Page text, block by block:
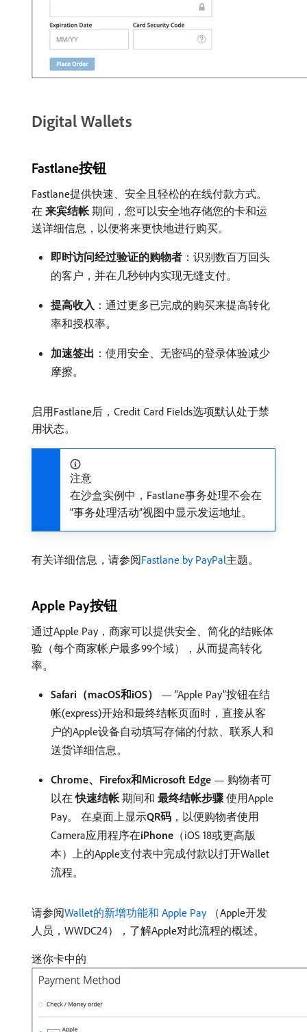
Digital Wallets
Fastlane按钮
Fastlane提供快速、安全且轻松的在线付款方式。
在​ 来宾结帐​期间，您可以安全地存储您的卡和运
送详细信息，以便将来更快地进行购买。
即时访问经过验证的购物者 ：识别数百万回头
的客户，并在几秒钟内实现无缝支付。
提高收入 ：通过更多已完成的购买来提高转化
率和授权率。
加速签出 ：使用安全、无密码的登录体验减少
摩擦。
启用Fastlane后，Credit Card Fields选项默认处于禁
用状态。
注意
在沙盒实例中，Fastlane事务处理不会在
“事务处理活动”视图中显示发运地址。
有关详细信息，请参阅Fastlane by PayPal主题。
Apple Pay按钮
通过Apple Pay，商家可以提供安全、简化的结账体
验（每个商家帐户最多99个域），从而提高转化
率。
Safari（macOS和iOS）
— “Apple Pay”按钮在结
帐(express)开始和最终结帐页面时，直接从客
户的Apple设备自动填写存储的付款、联系人和
送货详细信息。
Chrome、Firefox和Microsoft Edge — 购物者可
以在​快速结帐​期间和​ 最终结帐步骤​使用Apple
Pay。 在桌面上显示​QR码 ，以便购物者使用
Camera应用程序在​iPhone （iOS 18或更高版
本）上的Apple支付表中完成付款以打开Wallet
流程。
请参阅Wallet的新增功能和 Apple Pay（Apple开发
人员，WWDC24），了解Apple对此流程的概述。
迷你卡中的